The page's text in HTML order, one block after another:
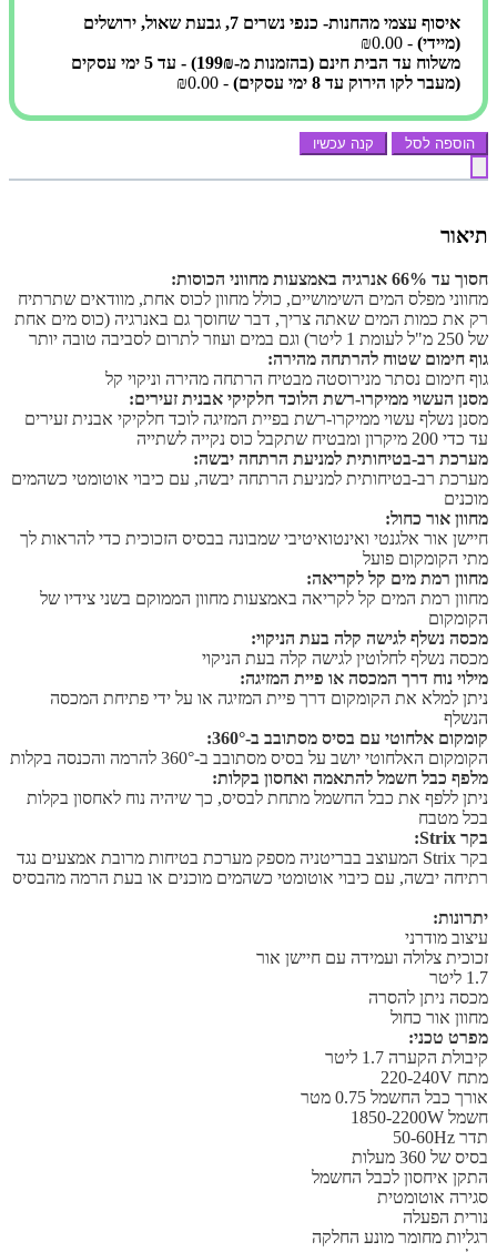
איסוף עצמי מהחנות- כנפי נשרים 7, גבעת שאול, ירושלים
(מיידי) - ₪0.00
משלוח עד הבית חינם (בהזמנות מ-199₪) - עד 5 ימי עסקים
(מעבר לקו הירוק עד 8 ימי עסקים)
- ₪0.00
הוספה לסל קנה עכשיו
תיאור
חסוך עד 66% אנרגיה באמצעות מחווני הכוסות:
מחווני מפלס המים השימושיים, כולל מחוון לכוס אחת, מוודאים שתרתיח
רק את כמות המים שאתה צריך, דבר שחוסך גם באנרגיה (כוס מים אחת
של 250 מ"ל לעומת 1 ליטר) וגם במים ועוזר לתרום לסביבה טובה יותר
גוף חימום שטוח להרתחה מהירה:
גוף חימום נסתר מנירוסטה מבטיח הרתחה מהירה וניקוי קל
מסנן העשוי ממיקרו-רשת הלוכד חלקיקי אבנית זעירים:
מסנן נשלף עשוי ממיקרו-רשת בפיית המזיגה לוכד חלקיקי אבנית זעירים
עד כדי 200 מיקרון ומבטיח שתקבל כוס נקייה לשתייה
מערכת רב-בטיחותית למניעת הרתחה יבשה:
מערכת רב-בטיחותית למניעת הרתחה יבשה, עם כיבוי אוטומטי כשהמים
מוכנים
מחוון אור כחול:
חיישן אור אלגנטי ואינטואיטיבי שמבונה בבסיס הזכוכית כדי להראות לך
מתי הקומקום פועל
מחוון רמת מים קל לקריאה:
מחוון רמת המים קל לקריאה באמצעות מחוון הממוקם בשני צידיו של
הקומקום
מכסה נשלף לגישה קלה בעת הניקוי:
מכסה נשלף לחלוטין לגישה קלה בעת הניקוי
מילוי נוח דרך המכסה או פיית המזיגה:
ניתן למלא את הקומקום דרך פיית המזיגה או על ידי פתיחת המכסה
הנשלף
קומקום אלחוטי עם בסיס מסתובב ב-360°:
הקומקום האלחוטי יושב על בסיס מסתובב ב-360° להרמה והכנסה בקלות
מלפף כבל חשמל להתאמה ואחסון בקלות:
ניתן ללפף את כבל החשמל מתחת לבסיס, כך שיהיה נוח לאחסון בקלות
בכל מטבח
בקר Strix:
בקר Strix המעוצב בבריטניה מספק מערכת בטיחות מרובת אמצעים נגד
רתיחה יבשה, עם כיבוי אוטומטי כשהמים מוכנים או בעת הרמה מהבסיס
יתרונות:
עיצוב מודרני
זכוכית צלולה ועמידה עם חיישן אור
1.7 ליטר
מכסה ניתן להסרה
מחוון אור כחול
מפרט טכני:
קיבולת הקערה 1.7 ליטר
מתח 220-240V
אורך כבל החשמל 0.75 מטר
חשמל ‎1850-2200W
תדר 50-60Hz
בסיס של 360 מעלות
התקן איחסון לכבל החשמל
סגירה אוטומטית
נורית הפעלה
רגליות מחומר מונע החלקה